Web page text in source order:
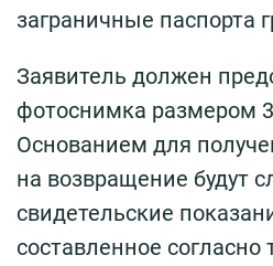
заграничные паспорта
Заявитель должен
фотоснимка размером
Основанием для
на возвращение будут
свидетельские
составленное согласно